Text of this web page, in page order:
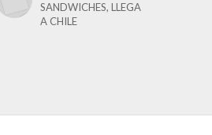
SANDWICHES, LLEGA
A CHILE